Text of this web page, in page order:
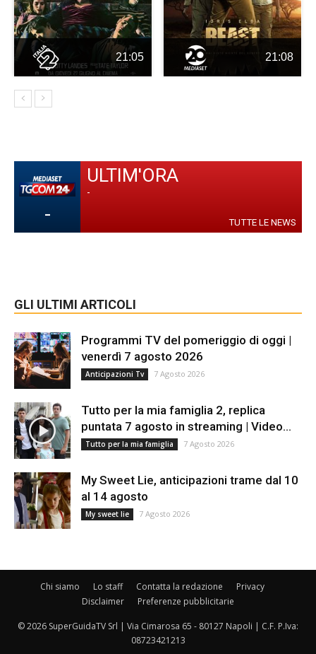
21:05 21:08
-
ULTIM'ORA
-
TUTTE LE NEWS
GLI ULTIMI ARTICOLI
Programmi TV del pomeriggio di oggi |
venerdì 7 agosto 2026
Anticipazioni Tv 7 Agosto 2026
Tutto per la mia famiglia 2, replica
puntata 7 agosto in streaming | Video...
Tutto per la mia famiglia 7 Agosto 2026
My Sweet Lie, anticipazioni trame dal 10
al 14 agosto
My sweet lie 7 Agosto 2026
Chi siamo Lo staff Contatta la redazione
Privacy
Disclaimer
Preferenze pubblicitarie
© 2026 SuperGuidaTV Srl | Via Cimarosa 65 - 80127 Napoli | C.F. P.Iva:
08723421213